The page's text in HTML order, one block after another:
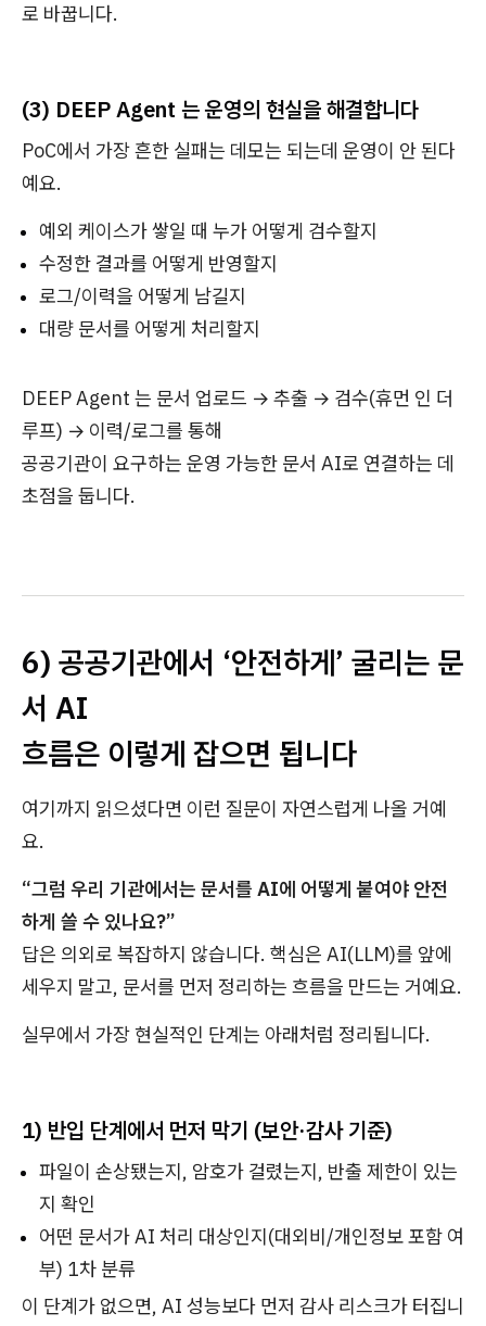
로 바꿉니다.
(3) DEEP Agent 는 운영의 현실을 해결합니다
PoC에서 가장 흔한 실패는 데모는 되는데 운영이 안 된다
예요.
예외 케이스가 쌓일 때 누가 어떻게 검수할지
수정한 결과를 어떻게 반영할지
로그/이력을 어떻게 남길지
대량 문서를 어떻게 처리할지
DEEP Agent 는 문서 업로드 → 추출 → 검수(휴먼 인 더
루프) → 이력/로그를 통해
공공기관이 요구하는 운영 가능한 문서 AI로 연결하는 데
초점을 둡니다.
6) 공공기관에서 ‘안전하게’ 굴리는 문
서 AI
흐름은 이렇게 잡으면 됩니다
여기까지 읽으셨다면 이런 질문이 자연스럽게 나올 거예
요.
“그럼 우리 기관에서는 문서를 AI에 어떻게 붙여야 안전
하게 쓸 수 있나요?”
답은 의외로 복잡하지 않습니다. 핵심은 AI(LLM)를 앞에
세우지 말고, 문서를 먼저 정리하는 흐름을 만드는 거예요.
실무에서 가장 현실적인 단계는 아래처럼 정리됩니다.
1) 반입 단계에서 먼저 막기 (보안·감사 기준)
파일이 손상됐는지, 암호가 걸렸는지, 반출 제한이 있는
지 확인
어떤 문서가 AI 처리 대상인지(대외비/개인정보 포함 여
부) 1차 분류
이 단계가 없으면, AI 성능보다 먼저 감사 리스크가 터집니